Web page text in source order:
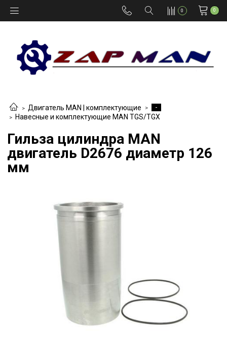
0 0
Двигатель MAN | комплектующие
-
Навесные и комплектующие MAN TGS/TGX
Гильза цилиндра MAN
двигатель D2676 диаметр 126
мм